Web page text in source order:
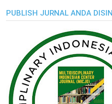
PUBLISH JURNAL ANDA DISINI